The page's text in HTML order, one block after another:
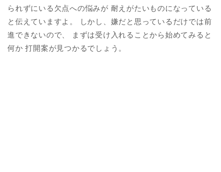
られずにいる欠点への悩みが 耐えがたいものになっている
と伝えていますよ。 しかし、嫌だと思っているだけでは前
進できないので、 まずは受け入れることから始めてみると
何か 打開案が見つかるでしょう。